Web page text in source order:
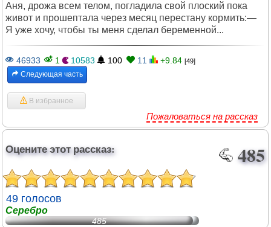
Аня, дрожа всем телом, погладила свой плоский пока
живот и прошептала через месяц перестану кормить:—
Я уже хочу, чтобы ты меня сделал беременной...
46933 1 10583 100 11 +9.84 [49]
Следующая часть
В избранное
Пожаловаться на рассказ
Оцените этот рассказ: 485
49 голосов
Серебро
485